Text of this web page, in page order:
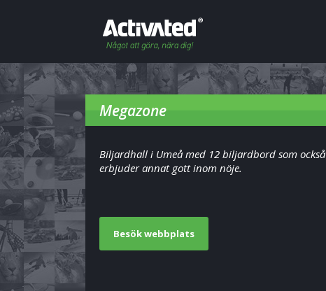
Megazone
Biljardhall i Umeå med 12 biljardbord som också
erbjuder annat gott inom nöje.
Besök webbplats